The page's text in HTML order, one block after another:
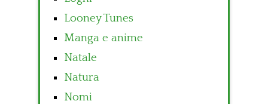
Looney Tunes
Manga e anime
Natale
Natura
Nomi